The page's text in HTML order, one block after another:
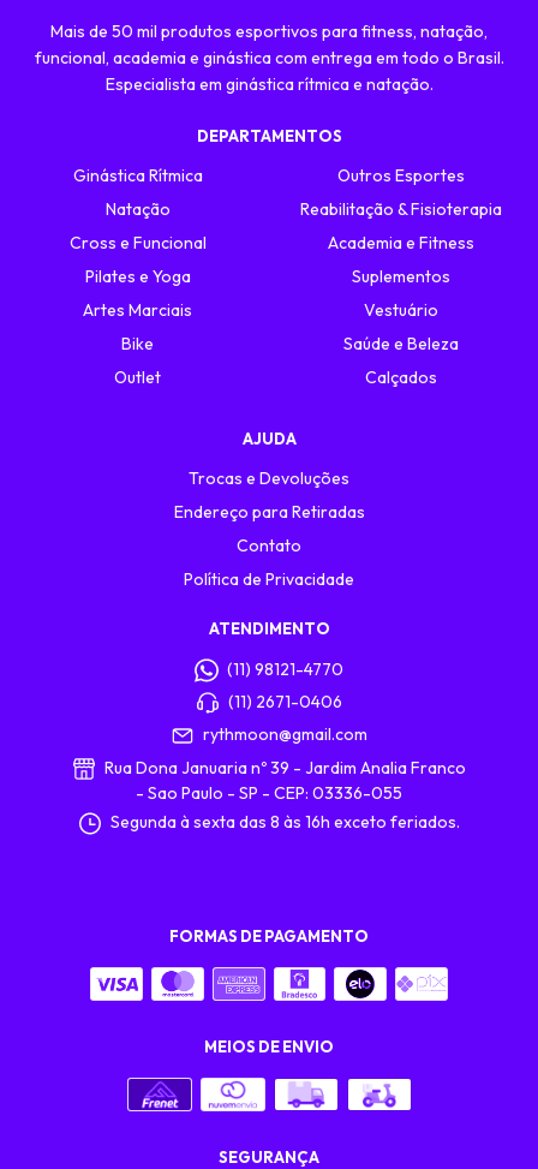
Mais de 50 mil produtos esportivos para fitness, natação,
funcional, academia e ginástica com entrega em todo o Brasil.
Especialista em ginástica rítmica e natação.
DEPARTAMENTOS
Ginástica Rítmica
Natação
Cross e Funcional
Pilates e Yoga
Artes Marciais
Bike
Outlet
Outros Esportes
Reabilitação & Fisioterapia
Academia e Fitness
Suplementos
Vestuário
Saúde e Beleza
Calçados
AJUDA
Trocas e Devoluções
Endereço para Retiradas
Contato
Política de Privacidade
ATENDIMENTO
(11) 98121-4770
(11) 2671-0406
rythmoon@gmail.com
Rua Dona Januaria nº 39 - Jardim Analia Franco
- Sao Paulo - SP - CEP: 03336-055
Segunda à sexta das 8 às 16h exceto feriados.
FORMAS DE PAGAMENTO
MEIOS DE ENVIO
SEGURANÇA